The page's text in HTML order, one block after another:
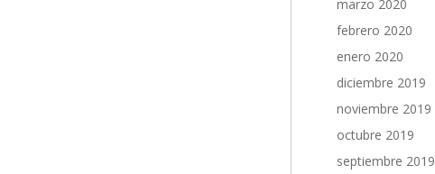
marzo 2020
febrero 2020
enero 2020
diciembre 2019
noviembre 2019
octubre 2019
septiembre 2019